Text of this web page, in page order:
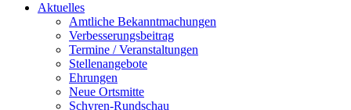
Aktuelles
Amtliche Bekanntmachungen
Verbesserungsbeitrag
Termine / Veranstaltungen
Stellenangebote
Ehrungen
Neue Ortsmitte
Schyren-Rundschau